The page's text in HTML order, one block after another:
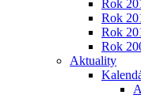
Rok
Rok
Rok
Rok
Aktuality